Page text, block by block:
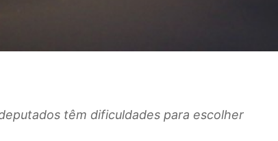
têm dificuldades para escolher